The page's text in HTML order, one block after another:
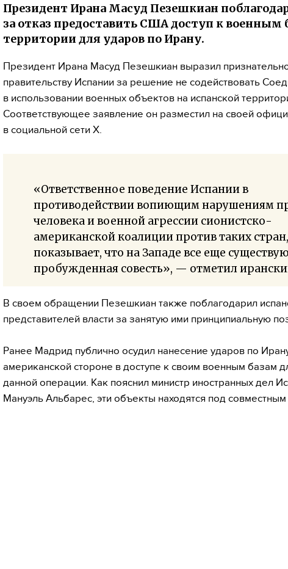
Президент Ирана Масуд Пезешкиан
за отказ предоставить США доступ к военным
территории для ударов по Ирану.
Президент Ирана Масуд Пезешкиан выразил
правительству Испании за решение не содействовать
в использовании военных объектов на испанской
Соответствующее заявление он разместил на своей
в социальной сети X.
«Ответственное поведение Испании в
противодействии вопиющим нарушениям
человека и военной агрессии сионистско-
американской коалиции против таких
показывает, что на Западе все еще
пробужденная совесть», — отметил
В своем обращении Пезешкиан также поблагодарил
представителей власти за занятую ими принципиальную
Ранее Мадрид публично осудил нанесение ударов по
американской стороне в доступе к своим военным базам
данной операции. Как пояснил министр иностранных дел
Мануэль Альбарес, эти объекты находятся под совместным